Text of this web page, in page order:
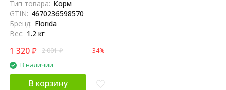
100 г х 12 шт
Тип товара: Корм
GTIN: 4670236598570
Бренд: Florida
Вес: 1.2 кг
1 320₽ 2 001₽ -34%
В наличии
В корзину